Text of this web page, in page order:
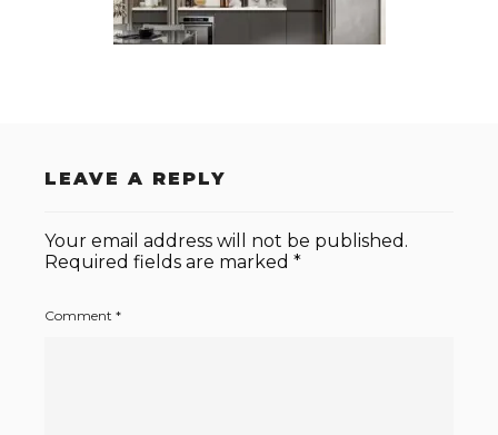
LEAVE A REPLY
Your email address will not be published.
Required fields are marked *
Comment *